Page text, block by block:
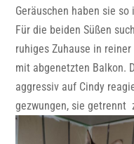
Geräuschen haben sie so
Für die beiden Süßen
ruhiges Zuhause in
mit abgenetzten Balkon.
aggressiv auf Cindy
gezwungen, sie getrennt